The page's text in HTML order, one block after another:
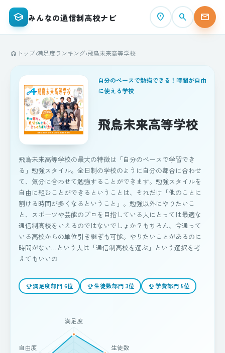
school みんなの通信制高校ナビ place search mail
home トップ›満足度ランキング›飛鳥未来高等学校
自分のペースで勉強できる！時間が自由
に使える学校
飛鳥未来高等学校
飛鳥未来高等学校の最大の特徴は「自分のペースで学習でき
る」勉強スタイル。全日制の学校のように自分の都合に合わせ
て、気分に合わせて勉強することができます。勉強スタイルを
自由に組むことができるということは、それだけ「他のことに
割ける時間が多くなるということ」。勉強以外にやりたいこ
と、スポーツや芸能のプロを目指している人にとっては最適な
通信制高校をいえるのではないでしょか？もちろん、今通って
いる高校からの単位引き継ぎも可能。やりたいことがあるのに
時間がない…という人は「通信制高校を選ぶ」という選択を考
えてもいいの
emoji_events満足度部門 6位 emoji_events生徒数部門 3位 emoji_events学費部門 5位